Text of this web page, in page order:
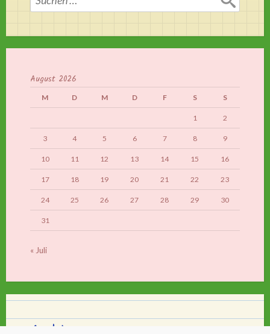
nach:
August 2026
M D M D F S S
1 2
3 4 5 6 7 8 9
10 11 12 13 14 15 16
17 18 19 20 21 22 23
24 25 26 27 28 29 30
31
« Juli